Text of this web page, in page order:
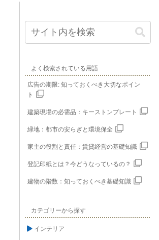
よく検索されている用語
広告の期限: 知っておくべき大切なポイン
ト
建築現場の必需品：キーストンプレート
緑地：都市の安らぎと環境保全
家主の役割と責任：賃貸経営の基礎知識
登記印紙とは？今どうなっているの？
建物の階数：知っておくべき基礎知識
カテゴリーから探す
インテリア